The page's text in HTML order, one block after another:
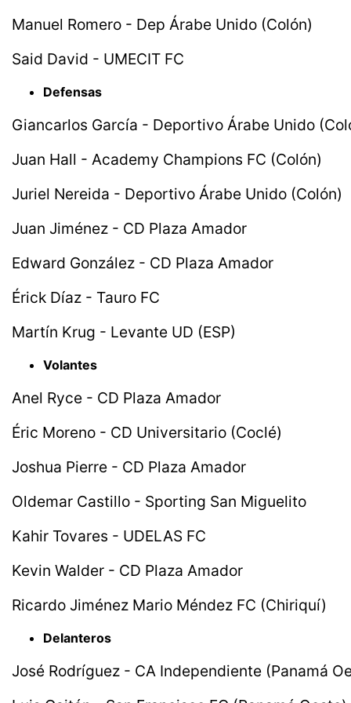
Manuel Romero - Dep Árabe Unido (Colón)
Said David - UMECIT FC
Defensas
Giancarlos García - Deportivo Árabe Unido
Juan Hall - Academy Champions FC (Colón)
Juriel Nereida - Deportivo Árabe Unido (Colón)
Juan Jiménez - CD Plaza Amador
Edward González - CD Plaza Amador
Érick Díaz - Tauro FC
Martín Krug - Levante UD (ESP)
Volantes
Anel Ryce - CD Plaza Amador
Éric Moreno - CD Universitario (Coclé)
Joshua Pierre - CD Plaza Amador
Oldemar Castillo - Sporting San Miguelito
Kahir Tovares - UDELAS FC
Kevin Walder - CD Plaza Amador
Ricardo Jiménez Mario Méndez FC (Chiriquí)
Delanteros
José Rodríguez - CA Independiente (Panamá